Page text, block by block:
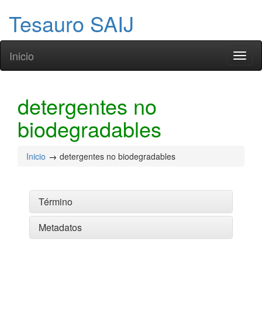
Tesauro SAIJ
Inicio
detergentes no
biodegradables
Inicio detergentes no biodegradables
Término
Metadatos